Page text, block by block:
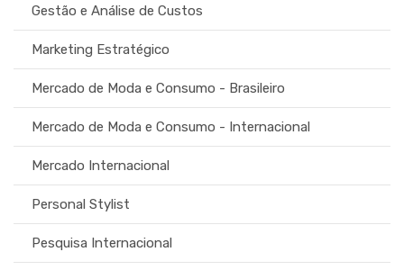
Gestão e Análise de Custos
Marketing Estratégico
Mercado de Moda e Consumo - Brasileiro
Mercado de Moda e Consumo - Internacional
Mercado Internacional
Personal Stylist
Pesquisa Internacional